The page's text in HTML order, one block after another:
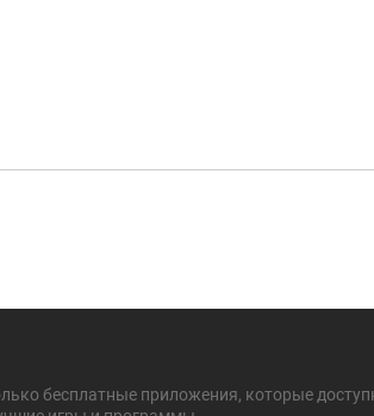
бесплатные приложения, которые